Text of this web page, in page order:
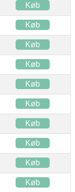
Køb
Køb
Køb
Køb
Køb
Køb
Køb
Køb
Køb
Køb